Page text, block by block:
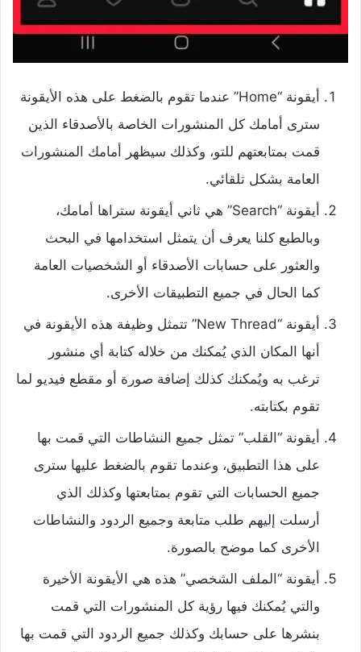
أيقونة “Home” عندما تقوم بالضغط على هذه الأيقونة
سترى أمامك كل المنشورات الخاصة بالأصدقاء الذين
قمت بمتابعتهم للتو، وكذلك سيظهر أمامك المنشورات
العامة بشكل تلقائي.
أيقونة “Search” هي ثاني أيقونة ستراها أمامك،
وبالطبع كلنا يعرف أن يتمثل استخدامها في البحث
والعثور على حسابات الأصدقاء أو الشخصيات العامة
كما الحال في جميع التطبيقات الأخرى.
أيقونة “New Thread” تتمثل وظيفة هذه الأيقونة في
أنها المكان الذي يُمكنك من خلاله كتابة أي منشور
ترغب به ويُمكنك كذلك إضافة صورة أو مقطع فيديو لما
تقوم بكتابته.
أيقونة “القلب” تمثل جميع النشاطات التي قمت بها
على هذا التطبيق، وعندما تقوم بالضغط عليها سترى
جميع الحسابات التي تقوم بمتابعتها وكذلك الذي
أرسلت إليهم طلب متابعة وجميع الردود والنشاطات
الأخرى كما موضح بالصورة.
أيقونة “الملف الشخصي” هذه هي الأيقونة الأخيرة
والتي يُمكنك فيها رؤية كل المنشورات التي قمت
بنشرها على حسابك وكذلك جميع الردود التي قمت بها